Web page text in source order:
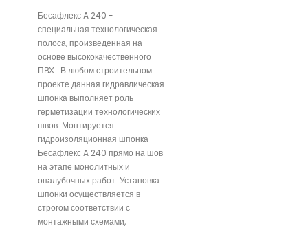
Бесафлекс A 240 -
специальная технологическая
полоса, произведенная на
основе высококачественного
ПВХ . В любом строительном
проекте данная гидравлическая
шпонка выполняет роль
герметизации технологических
швов. Монтируется
гидроизоляционная шпонка
Бесафлекс A 240 прямо на шов
на этапе монолитных и
опалубочных работ. Установка
шпонки осуществляется в
строгом соответствии с
монтажными схемами,